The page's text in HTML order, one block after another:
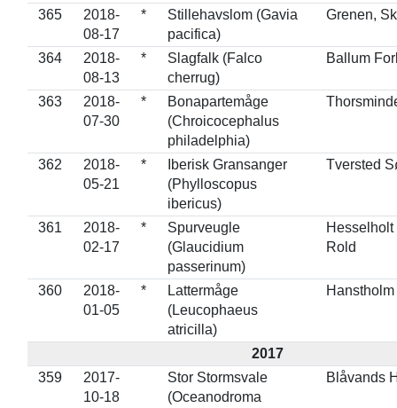
365
2018-
08-17
*
Stillehavslom (Gavia
pacifica)
Grenen,
364
2018-
08-13
*
Slagfalk (Falco
cherrug)
Ballum
363
2018-
07-30
*
Bonapartemåge
(Chroicocephalus
philadelphia)
362
2018-
05-21
*
Iberisk Gransanger
(Phylloscopus
ibericus)
Tversted
361
2018-
02-17
*
Spurveugle
(Glaucidium
passerinum)
Hesselholt
Rold
360
2018-
01-05
*
Lattermåge
(Leucophaeus
atricilla)
Hanstholm
2017
359
2017-
10-18
Stor Stormsvale
(Oceanodroma
Blåvands